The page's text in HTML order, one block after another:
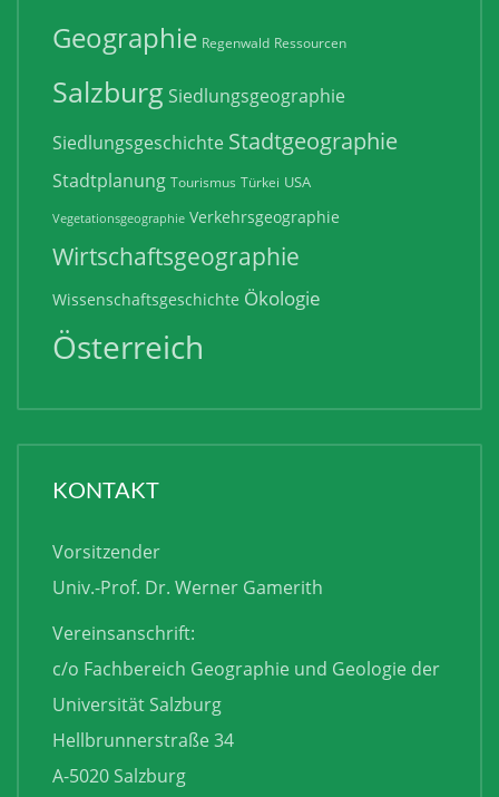
Geographie Regenwald Ressourcen
Salzburg Siedlungsgeographie
Siedlungsgeschichte Stadtgeographie
Stadtplanung Tourismus Türkei USA
Vegetationsgeographie Verkehrsgeographie
Wirtschaftsgeographie
Wissenschaftsgeschichte Ökologie
Österreich
KONTAKT
Vorsitzender
Univ.-Prof. Dr. Werner Gamerith
Vereinsanschrift:
c/o Fachbereich Geographie und Geologie der
Universität Salzburg
Hellbrunnerstraße 34
A-5020 Salzburg